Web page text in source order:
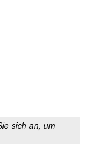
sich an, um